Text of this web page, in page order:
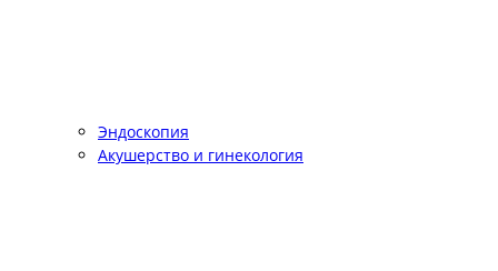
Эндоскопия
Акушерство и гинекология